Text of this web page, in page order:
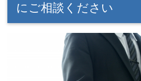
にご相談ください